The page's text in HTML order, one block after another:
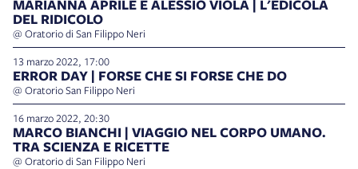
MARIANNA APRILE E ALESSIO VIOLA | L'EDICOLA
DEL RIDICOLO
@ Oratorio di San Filippo Neri
13 marzo 2022, 17:00
ERROR DAY | FORSE CHE SI FORSE CHE DO
@ Oratorio San Filippo Neri
16 marzo 2022, 20:30
MARCO BIANCHI | VIAGGIO NEL CORPO UMANO.
TRA SCIENZA E RICETTE
@ Oratorio di San Filippo Neri